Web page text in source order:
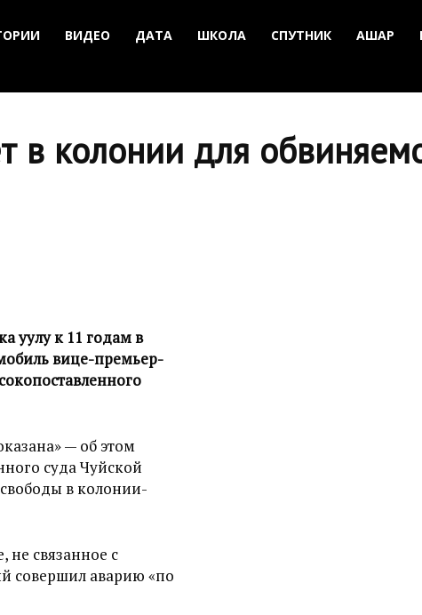
ВИДЕО ДАТА ШКОЛА СПУТНИК АШАР
в колонии для
уулу к 11 годам в
вице-премьер-
— об этом
суда Чуйской
в колонии-
не связанное с
совершил аварию «по